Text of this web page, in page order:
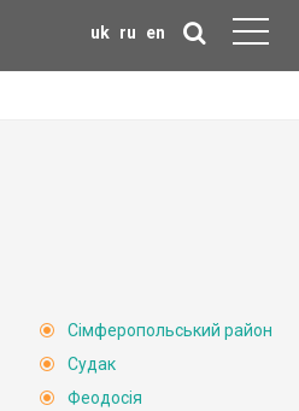
uk ru en
Сімферопольський район
Судак
Феодосія